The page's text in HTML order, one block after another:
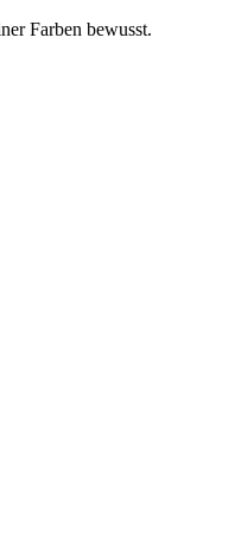
Farben bewusst.